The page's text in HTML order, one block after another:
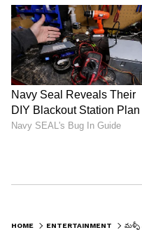
HOME ENTERTAINMENT